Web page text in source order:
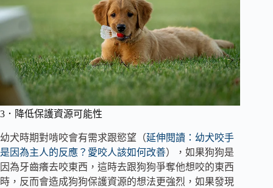
3．降低保護資源可能性
幼犬時期對啃咬會有需求跟慾望（延伸閱讀：幼犬咬手
是因為主人的反應？愛咬人該如何改善），如果狗狗是
因為牙齒癢去咬東西，這時去跟狗狗爭奪他想咬的東西
時，反而會造成狗狗保護資源的想法更強烈，如果發現